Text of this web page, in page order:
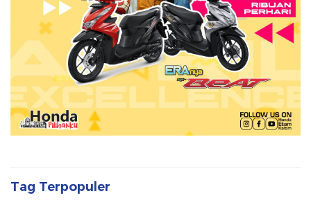
Tag Terpopuler